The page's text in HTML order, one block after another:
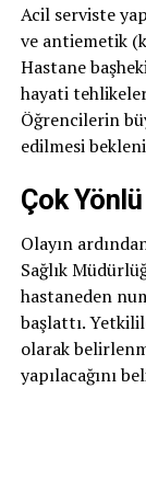
Acil serviste
ve antiemetik
Hastane
hayati
Öğrencilerin
edilmesi
Çok
Olayın
Sağlık
hastaneden
başlattı.
olarak
yapılacağını